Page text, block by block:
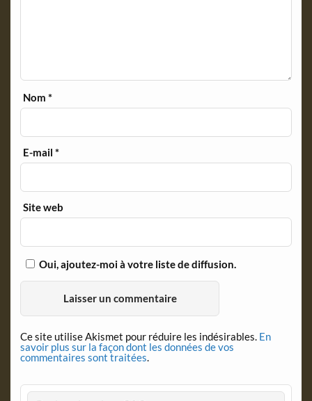
Nom*
E-mail*
Site web
Oui, ajoutez-moi à votre liste de diffusion.
Ce site utilise Akismet pour réduire les indésirables. En
savoir plus sur la façon dont les données de vos
commentaires sont traitées.